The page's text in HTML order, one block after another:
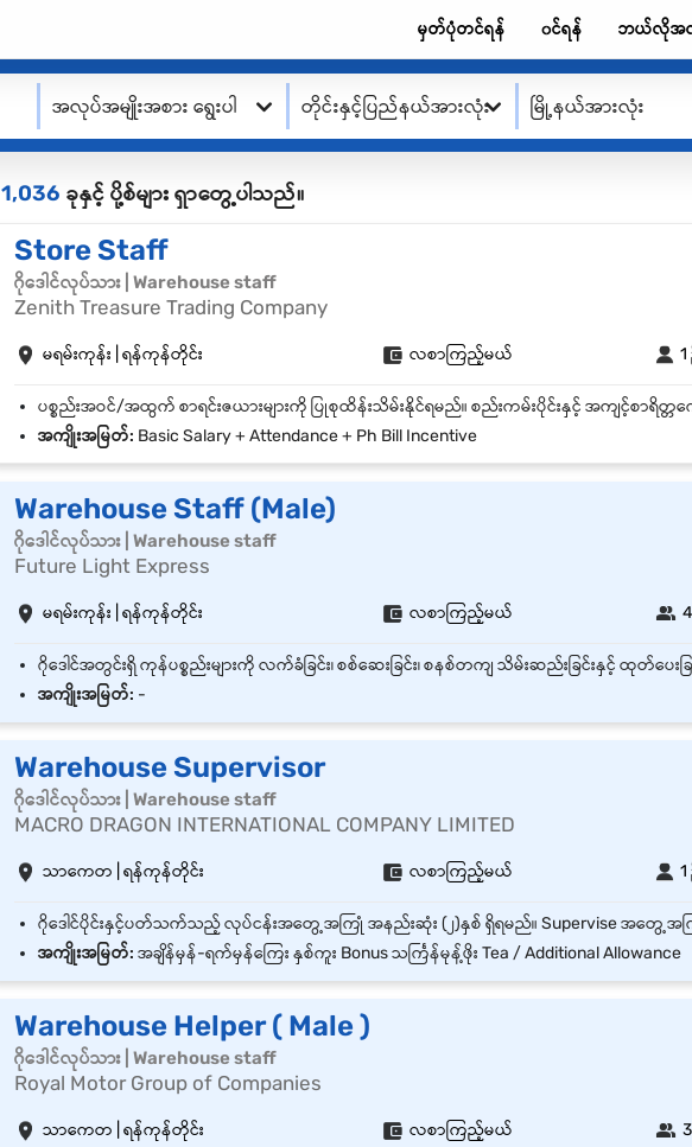
မှတ်ပုံတင်ရန် ၀င်ရန် ဘယ်လိုအ
အလုပ်အမျိုးအစား ရွေးပါ တိုင်းနှင့်ပြည်နယ်အားလုံး မြို့နယ်အားလုံး
1,036 ခုနှင့် ပို့စ်များ ရှာတွေ့ပါသည်။
Store Staff
ဂိုဒေါင်လုပ်သား | Warehouse staff
Zenith Treasure Trading Company
မရမ်းကုန်း | ရန်ကုန်တိုင်း လစာကြည့်မယ် 1
အကျိုးအမြတ်: Basic Salary + Attendance + Ph Bill Incentive
Warehouse Staff (Male)
ဂိုဒေါင်လုပ်သား | Warehouse staff
Future Light Express
မရမ်းကုန်း | ရန်ကုန်တိုင်း လစာကြည့်မယ်
အကျိုးအမြတ်: -
Warehouse Supervisor
ဂိုဒေါင်လုပ်သား | Warehouse staff
MACRO DRAGON INTERNATIONAL COMPANY LIMITED
သာကေတ | ရန်ကုန်တိုင်း လစာကြည့်မယ် 1
အကျိုးအမြတ်: အချိန်မှန်‌-ရက်မှန်ကြေး နှစ်ကူး Bonus သင်္ကြန်မုန့်ဖိုး Tea / Additional Allowance
Warehouse Helper ( Male )
ဂိုဒေါင်လုပ်သား | Warehouse staff
Royal Motor Group of Companies
သာကေတ | ရန်ကုန်တိုင်း လစာကြည့်မယ်